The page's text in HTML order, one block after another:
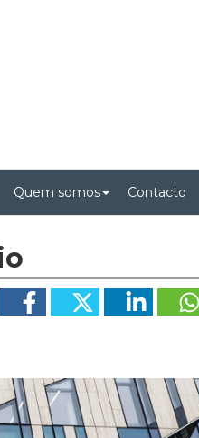
Quem somos Contacto